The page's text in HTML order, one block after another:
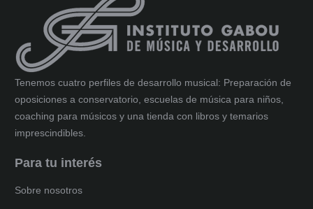
Tenemos cuatro perfiles de desarrollo musical: Preparación de
oposiciones a conservatorio, escuelas de música para niños,
coaching para músicos y una tienda con libros y temarios
imprescindibles.
Para tu interés
Sobre nosotros